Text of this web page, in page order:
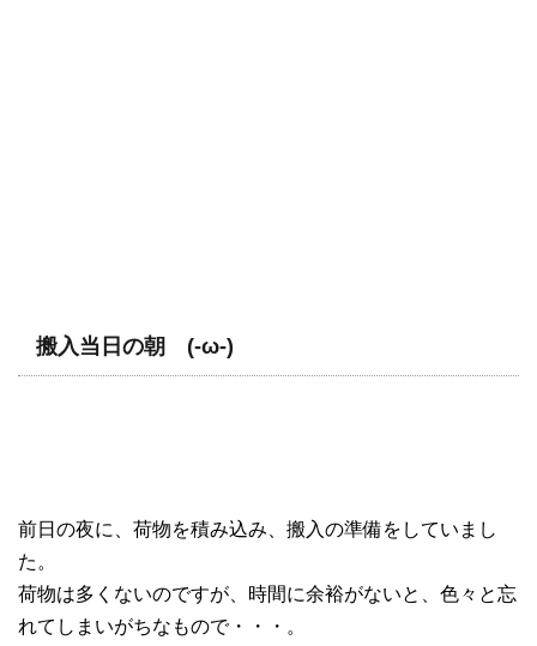
搬入当日の朝 (-ω-)
前日の夜に、荷物を積み込み、搬入の準備をしていまし
た。
荷物は多くないのですが、時間に余裕がないと、色々と忘
れてしまいがちなもので・・・。